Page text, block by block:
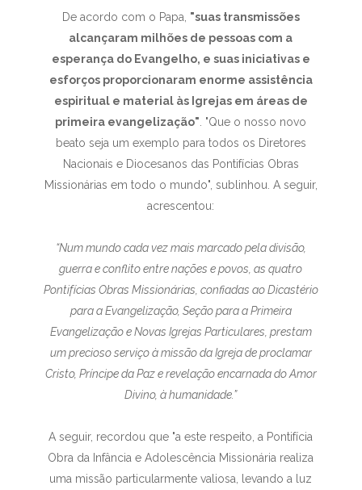
De acordo com o Papa, "suas transmissões
alcançaram milhões de pessoas com a
esperança do Evangelho, e suas iniciativas e
esforços proporcionaram enorme assistência
espiritual e material às Igrejas em áreas de
primeira evangelização" . "Que o nosso novo
beato seja um exemplo para todos os Diretores
Nacionais e Diocesanos das Pontifícias Obras
Missionárias em todo o mundo", sublinhou. A seguir,
acrescentou:
“Num mundo cada vez mais marcado pela divisão,
guerra e conflito entre nações e povos, as quatro
Pontifícias Obras Missionárias, confiadas ao Dicastério
para a Evangelização, Seção para a Primeira
Evangelização e Novas Igrejas Particulares, prestam
um precioso serviço à missão da Igreja de proclamar
Cristo, Príncipe da Paz e revelação encarnada do Amor
Divino, à humanidade.”
A seguir, recordou que "a este respeito, a Pontifícia
Obra da Infância e Adolescência Missionária realiza
uma missão particularmente valiosa, levando a luz